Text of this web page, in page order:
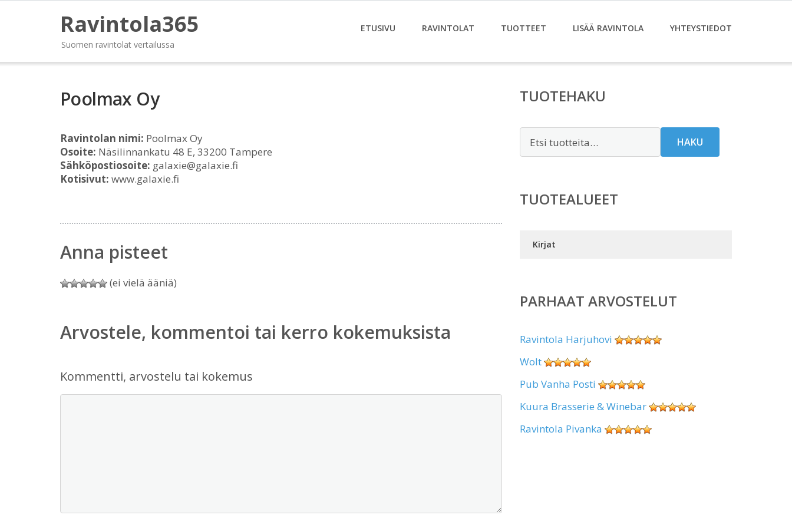
Ravintola365
Suomen ravintolat vertailussa
ETUSIVU RAVINTOLAT TUOTTEET LISÄÄ RAVINTOLA YHTEYSTIEDOT
Poolmax Oy
Ravintolan nimi: Poolmax Oy
Osoite: Näsilinnankatu 48 E, 33200 Tampere
Sähköpostiosoite: galaxie@galaxie.fi
Kotisivut: www.galaxie.fi
Anna pisteet
(ei vielä ääniä)
Arvostele, kommentoi tai kerro kokemuksista
Kommentti, arvostelu tai kokemus
TUOTEHAKU
HAKU
TUOTEALUEET
Kirjat
PARHAAT ARVOSTELUT
Ravintola Harjuhovi
Wolt
Pub Vanha Posti
Kuura Brasserie & Winebar
Ravintola Pivanka